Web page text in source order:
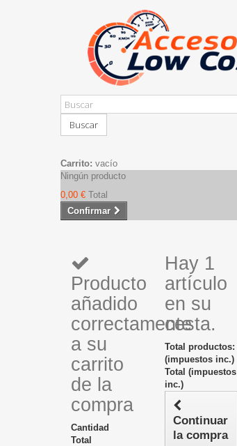
Buscar
Carrito: vacío
Ningún producto
0,00 € Total
Confirmar
Producto
añadido
correctamente
a su
carrito
de la
compra
Cantidad
Total
Hay 1
artículo
en su
cesta.
Total productos:
(impuestos inc.)
Total (impuestos
inc.)
Continuar
la compra